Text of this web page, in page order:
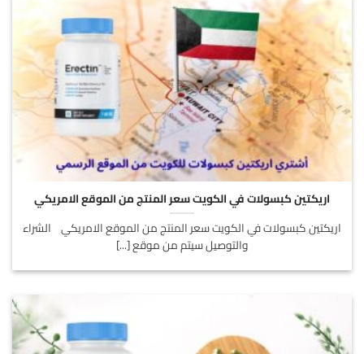
اريكتين كبسولات في الكويت سعر المنتج من الموقع الامريكي
اريكتين كبسولات في الكويت سعر المنتج من الموقع الامريكي الشراء
والتوصيل سيتم من موقع [...]